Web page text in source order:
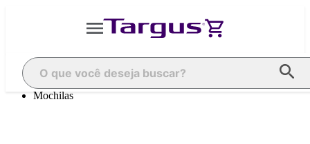
Targus
Targus
Mochilas